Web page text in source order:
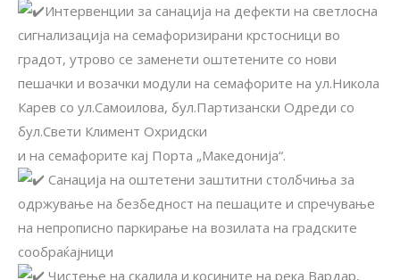
Интервенции за санација на дефекти на светлосна
сигнализација на семафоризирани крстосници во
градот, утрово се заменети оштетените со нови
пешачки и возачки модули на семафорите на ул.Никола
Карев со ул.Самоилова, бул.Партизански Одреди со
бул.Свети Климент Охридски
и на семафорите кај Порта „Македонија“.
Санација на оштетени заштитни столбчиња за
одржување на безбедност на пешаците и спречување
на непрописно паркирање на возилата на градските
сообраќајници
Чистење на скалила и косините на река Вардар,